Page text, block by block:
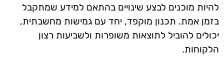
להיות מוכנים לבצע שינויים בהתאם למידע שמתקבל
בזמן אמת. תכנון מוקפד, יחד עם גמישות מחשבתית,
יכולים להוביל לתוצאות משופרות ולשביעות רצון
הלקוחות.